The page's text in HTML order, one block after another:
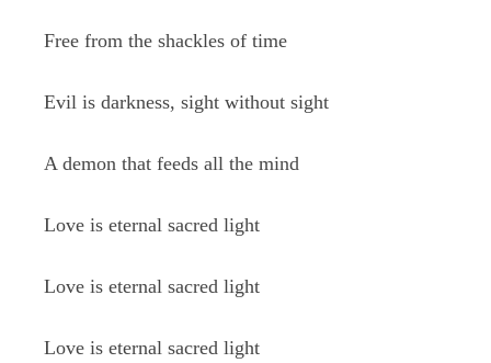
Free from the shackles of time
Evil is darkness, sight without sight
A demon that feeds all the mind
Love is eternal sacred light
Love is eternal sacred light
Love is eternal sacred light